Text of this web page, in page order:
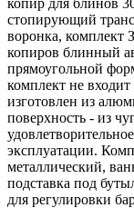
стопирующий
воронка,
копиров блинный
прямоугольной
комплект не
изготовлен из
поверхность - из
эксплуатации.
металлический,
подставка под
для регулировки